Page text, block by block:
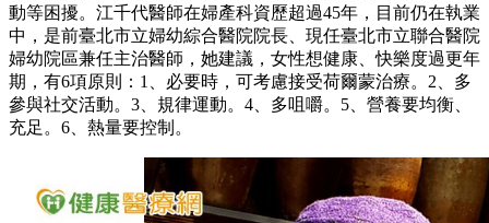
動等困擾。江千代醫師在婦產科資歷超過45年，目前仍在執業
中，是前臺北市立婦幼綜合醫院院長、現任臺北市立聯合醫院
婦幼院區兼任主治醫師，她建議，女性想健康、快樂度過更年
期，有6項原則：1、必要時，可考慮接受荷爾蒙治療。2、多
參與社交活動。3、規律運動。4、多咀嚼。5、營養要均衡、
充足。6、熱量要控制。